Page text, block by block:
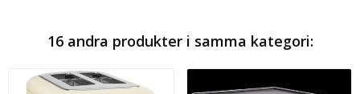
16 andra produkter i samma kategori: